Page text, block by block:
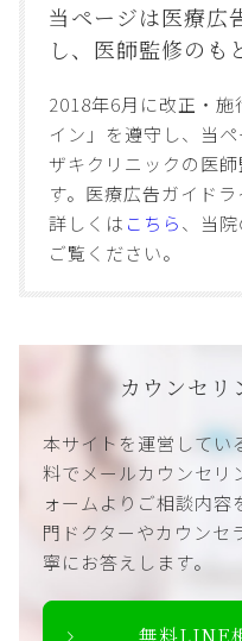
当ページは医療広
し、 医師監修のも
2018年6月に改正・
イン」を遵守し、当
ザキクリニックの医
す。医療広告ガイド
詳しくは こちら、当
ご覧ください。
カウンセリ
本サイトを運営してい
料でメールカウンセリ
ォームよりご相談内容
門ドクターやカウンセ
寧にお答えします。